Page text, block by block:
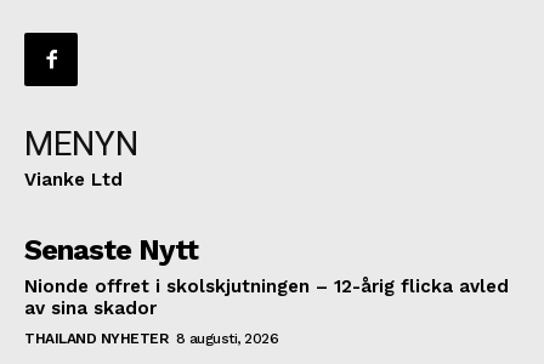
MENYN
Vianke Ltd
Senaste Nytt
Nionde offret i skolskjutningen – 12-årig flicka avled
av sina skador
THAILAND NYHETER 8 augusti, 2026